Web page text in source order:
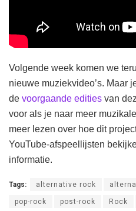
Volgende week komen we
nieuwe muziekvideo’s. Maar
de voorgaande edities van
voor als je naar meer
meer lezen over hoe dit
YouTube-afspeellijsten
informatie.
Tags: alternative rock
pop-rock post-rock Rock